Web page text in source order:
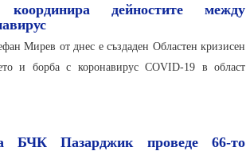
дейностите между
Мирев от днес е създаден Областен кризисен
и борба с коронавирус COVID-19 в област
БЧК Пазарджик проведе 66-то